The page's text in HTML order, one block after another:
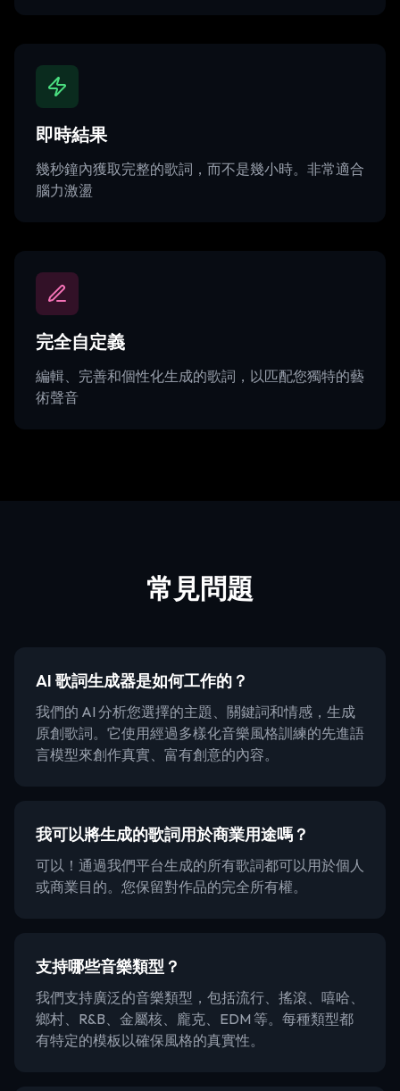
即時結果
幾秒鐘內獲取完整的歌詞，而不是幾小時。非常適合
腦力激盪
完全自定義
編輯、完善和個性化生成的歌詞，以匹配您獨特的藝
術聲音
常見問題
AI 歌詞生成器是如何工作的？
我們的 AI 分析您選擇的主題、關鍵詞和情感，生成
原創歌詞。它使用經過多樣化音樂風格訓練的先進語
言模型來創作真實、富有創意的內容。
我可以將生成的歌詞用於商業用途嗎？
可以！通過我們平台生成的所有歌詞都可以用於個人
或商業目的。您保留對作品的完全所有權。
支持哪些音樂類型？
我們支持廣泛的音樂類型，包括流行、搖滾、嘻哈、
鄉村、R&B、金屬核、龐克、EDM 等。每種類型都
有特定的模板以確保風格的真實性。